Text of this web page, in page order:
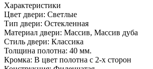
Характеристики
Цвет двери: Светлые
Тип двери: Остекленная
Материал двери: Массив, Массив дуба
Стиль двери: Классика
Толщина полотна: 40 мм.
Кромка: В цвет полотна с 2-х сторон